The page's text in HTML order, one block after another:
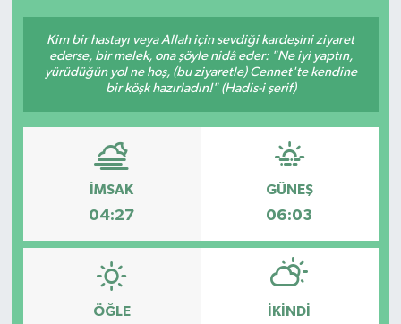
Kim bir hastayı veya Allah için sevdiği kardeşini ziyaret
ederse, bir melek, ona şöyle nidâ eder: "Ne iyi yaptın,
yürüdüğün yol ne hoş, (bu ziyaretle) Cennet'te kendine
bir köşk hazırladın!" (Hadis-i şerif)
İMSAK
04:27
GÜNEŞ
06:03
ÖĞLE İKINDI
Eleman
Emlak
Gündem
Haber